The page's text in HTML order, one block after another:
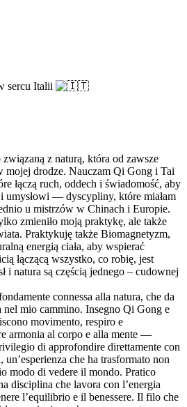
sercu Italii
związaną z naturą, która od zawsze
mojej drodze. Nauczam Qi Gong i Tai
łączą ruch, oddech i świadomość, aby
umysłowi — dyscypliny, które miałam
u mistrzów w Chinach i Europie.
zmieniło moją praktykę, ale także
Praktykuję także Biomagnetyzm,
energią ciała, aby wspierać
łączącą wszystko, co robię, jest
i natura są częścią jednego – cudownej
connessa alla natura, che da
nel mio cammino. Insegno Qi Gong e
movimento, respiro e
armonia al corpo e alla mente —
di approfondire direttamente con
che ha trasformato non
modo di vedere il mondo. Pratico
disciplina che lavora con l’energia
l’equilibrio e il benessere. Il filo che